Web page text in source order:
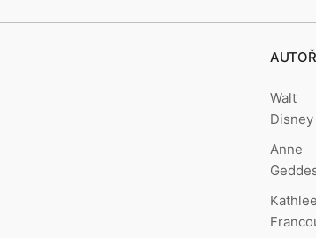
Walt
Disney
Anne